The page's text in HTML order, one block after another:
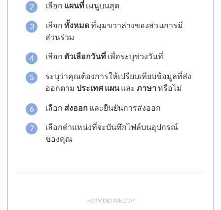
เลือก แผนที่ เมนูบนสุด
เลือก ทั้งหมดที่มุมขวาล่างของส่วนการมี
ส่วนร่วม
เลือก ตัวเลือกวันที่ เพื่อระบุช่วงวันที่
ระบุว่าคุณต้องการให้เปรียบเทียบข้อมูลที่ส่ง
ออกตาม ประเทศ แผนและ ภาษาหรือไม่
เลือก ส่งออก และยืนยันการส่งออก
เลือกตำแหน่งที่จะบันทึกไฟล์บนอุปกรณ์
ของคุณ
HOW DID WE DO?